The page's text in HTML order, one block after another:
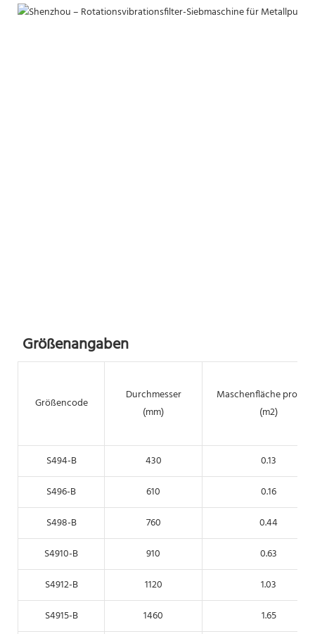
Größenangaben
Größencode
Durchmesser
(mm)
Maschenfläche pro
(m2)
S494-B 430
0.13
S496-B
610
0.16
S498-B
760
0.44
S4910-B
910
0.63
S4912-B
1120
1.03
S4915-B
1460 1.65